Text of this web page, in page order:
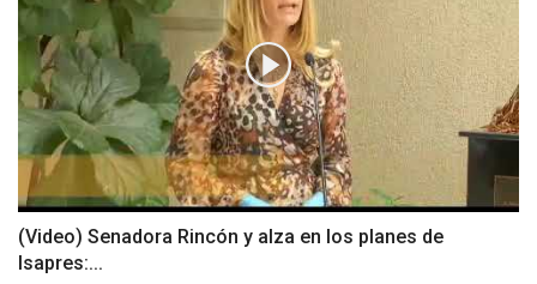
(Video) Senadora Rincón y alza en los planes de
Isapres:...